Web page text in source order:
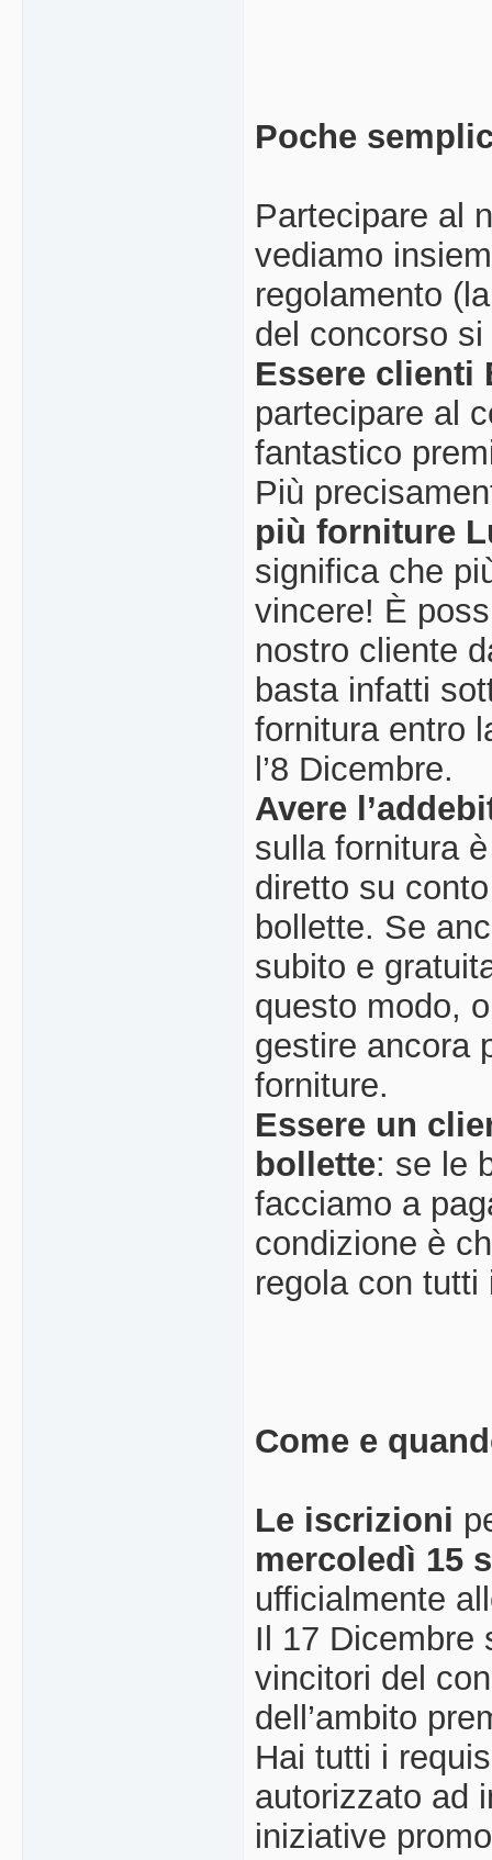
Poche
Partecipare al
vediamo
regolamento
del concorso
Essere clienti
partecipare al
fantastico
Più
più forniture
significa che
vincere! È
nostro cliente
basta infatti
fornitura entro
l’8 Dicembre.
Avere
sulla fornitura
diretto su
bollette. Se
subito e
questo modo,
gestire ancora
forniture.
Essere un
bollette: se le
facciamo a
condizione è
regola con tutti
Come e
Le iscrizioni
mercoledì 15
ufficialmente
Il 17 Dicembre
vincitori del
dell’ambito
Hai tutti i
autorizzato ad
iniziative